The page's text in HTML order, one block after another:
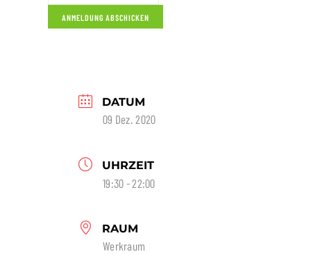
DATUM
09 Dez. 2020
UHRZEIT
19:30 - 22:00
RAUM
Werkraum